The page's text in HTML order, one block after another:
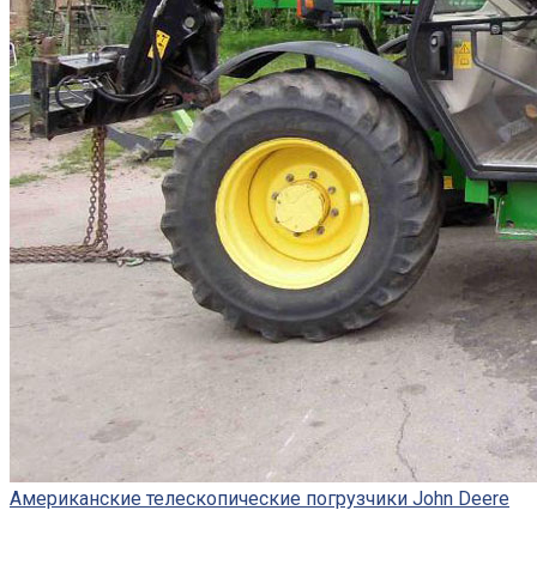
Американские телескопические погрузчики John Deere